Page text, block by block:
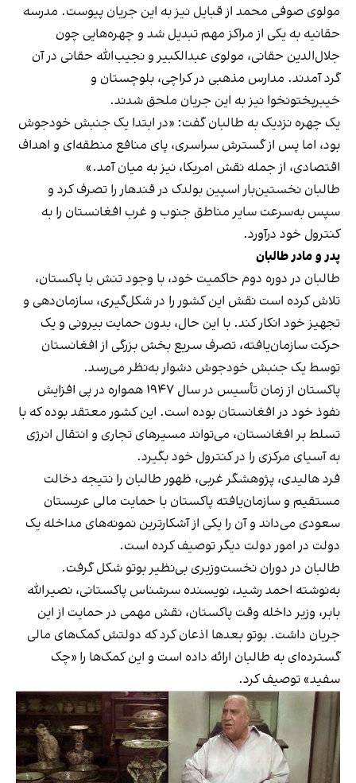
مولوی صوفی محمد از قبایل نیز به این جریان پیوست. مدرسه
حقانیه به یکی از مراکز مهم تبدیل شد و چهره‌هایی چون
جلال‌الدین حقانی، مولوی عبدالکبیر و نجیب‌الله حقانی در آن
گرد آمدند. مدارس مذهبی در کراچی، بلوچستان و
خیبرپختونخوا نیز به این جریان ملحق شدند.
یک چهره نزدیک به طالبان گفت: «در ابتدا یک جنبش خودجوش
بود، اما پس از گسترش سراسری، پای منافع منطقه‌ای و اهداف
اقتصادی، از جمله نقش امریکا، نیز به میان آمد.»
طالبان نخستین‌بار اسپین بولدک در قندهار را تصرف کرد و
سپس به‌سرعت سایر مناطق جنوب و غرب افغانستان را به
کنترول خود درآورد.
پدر و مادر طالبان
طالبان در دوره دوم حاکمیت خود، با وجود تنش با پاکستان،
تلاش کرده است نقش این کشور را در شکل‌گیری، سازمان‌دهی و
تجهیز خود انکار کند. با این حال، بدون حمایت بیرونی و یک
حرکت سازمان‌یافته، تصرف سریع بخش بزرگی از افغانستان
توسط یک جنبش خودجوش دشوار به‌نظر می‌رسد.
پاکستان از زمان تأسیس در سال ۱۹۴۷ همواره در پی افزایش
نفوذ خود در افغانستان بوده است. این کشور معتقد بوده که با
تسلط بر افغانستان، می‌تواند مسیرهای تجاری و انتقال انرژی
به آسیای مرکزی را در کنترول خود بگیرد.
فرد هالیدی، پژوهشگر غربی، ظهور طالبان را نتیجه دخالت
مستقیم و سازمان‌یافته پاکستان با حمایت مالی عربستان
سعودی می‌داند و آن را یکی از آشکارترین نمونه‌های مداخله یک
دولت در امور دولت دیگر توصیف کرده است.
طالبان در دوران نخست‌وزیری بی‌نظیر بوتو شکل گرفت.
به‌نوشته احمد رشید، نویسنده سرشناس پاکستانی، نصیرالله
بابر، وزیر داخله وقت پاکستان، نقش مهمی در حمایت از این
جریان داشت. بوتو بعدها اذعان کرد که دولتش کمک‌های مالی
گسترده‌ای به طالبان ارائه داده است و این کمک‌ها را «چک
سفید» توصیف کرد.